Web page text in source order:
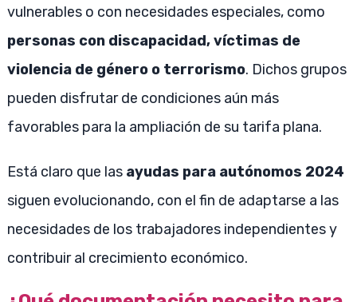
vulnerables o con necesidades especiales, como
personas con discapacidad, víctimas de
violencia de género o terrorismo. Dichos grupos
pueden disfrutar de condiciones aún más
favorables para la ampliación de su tarifa plana.
Está claro que las ayudas para autónomos 2024
siguen evolucionando, con el fin de adaptarse a las
necesidades de los trabajadores independientes y
contribuir al crecimiento económico.